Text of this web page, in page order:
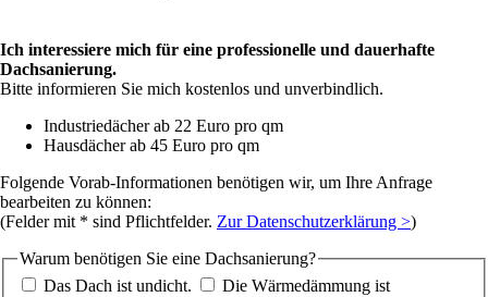
Ich interessiere mich für eine professionelle und dauerhafte
Dachsanierung.
Bitte informieren Sie mich kostenlos und unverbindlich.
Industriedächer ab 22 Euro pro qm
Hausdächer ab 45 Euro pro qm
Folgende Vorab-Informationen benötigen wir, um Ihre Anfrage
bearbeiten zu können:
(Felder mit * sind Pflichtfelder. Zur Datenschutzerklärung >)
Warum benötigen Sie eine Dachsanierung?
Das Dach ist undicht.
Die Wärmedämmung ist